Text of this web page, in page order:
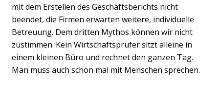
mit dem Erstellen des Geschäftsberichts nicht
beendet, die Firmen erwarten weitere, individuelle
Betreuung. Dem dritten Mythos können wir nicht
zustimmen. Kein Wirtschaftsprüfer sitzt alleine in
einem kleinen Büro und rechnet den ganzen Tag.
Man muss auch schon mal mit Menschen sprechen.